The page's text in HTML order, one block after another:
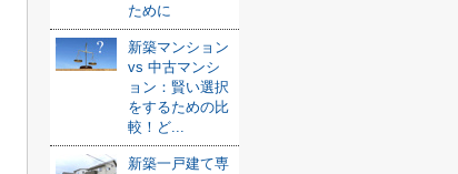
ために
新築マンション
vs 中古マンシ
ョン：賢い選択
をするための比
較！ど...
新築一戸建て専